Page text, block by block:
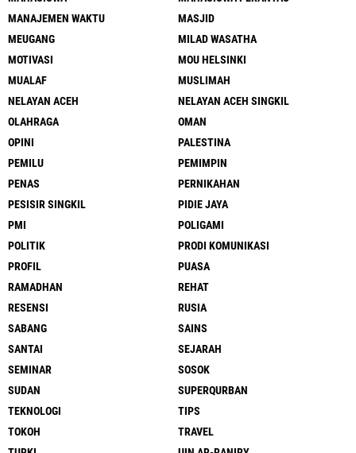
MANAJEMEN WAKTU
MASJID
MEUGANG
MILAD WASATHA
MOTIVASI
MOU HELSINKI
MUALAF
MUSLIMAH
NELAYAN ACEH
NELAYAN ACEH SINGKIL
OLAHRAGA
OMAN
OPINI
PALESTINA
PEMILU
PEMIMPIN
PENAS
PERNIKAHAN
PESISIR SINGKIL
PIDIE JAYA
PMI
POLIGAMI
POLITIK
PRODI KOMUNIKASI
PROFIL
PUASA
RAMADHAN
REHAT
RESENSI
RUSIA
SABANG
SAINS
SANTAI
SEJARAH
SEMINAR
SOSOK
SUDAN
SUPERQURBAN
TEKNOLOGI
TIPS
TOKOH
TRAVEL